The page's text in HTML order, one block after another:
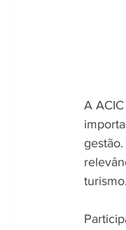
A
turismo.